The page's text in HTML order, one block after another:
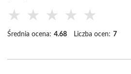
★ ★ ★ ★ ★
Średnia ocena: 4.68 Liczba ocen: 7